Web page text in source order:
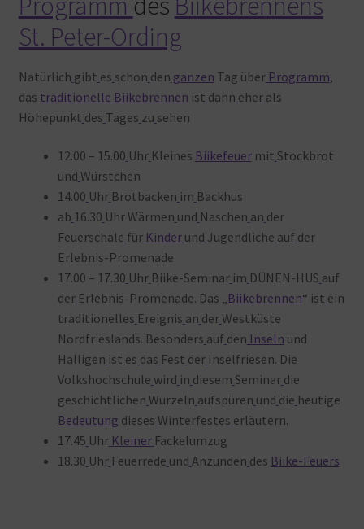
St. Peter-Ording
Natürlich gibt es schon den ganzen Tag über Programm,
das traditionelle Biikebrennen ist dann eher als
Höhepunkt des Tages zu sehen
12.00 – 15.00 Uhr Kleines Biikefeuermit Stockbrot
und Würstchen
14.00 Uhr Brotbacken im Backhus
ab 16.30 Uhr Wärmen und Naschen an der
Feuerschale für Kinder und Jugendliche auf der
Erlebnis-Promenade
17.00 – 17.30 Uhr Biike-Seminar im DÜNEN-HUS auf
der Erlebnis-Promenade. Das „Biikebrennen“ ist ein
traditionelles Ereignis an der Westküste
Nordfrieslands. Besonders auf den Inseln und
Halligen ist es das Fest der Inselfriesen. Die
Volkshochschule wird in diesem Seminar die
geschichtlichen Wurzeln aufspüren und die heutige
Bedeutung dieses Winterfestes erläutern.
17.45 Uhr Kleiner Fackelumzug
18.30 Uhr Feuerrede und Anzünden des Biike-Feuers